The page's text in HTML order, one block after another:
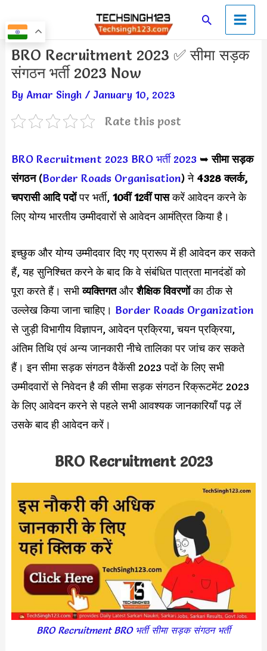
to
content
SearchMain
Menu
BRO Recruitment 2023 ✅ सीमा सड़क
संगठन भर्ती 2023 Now
By Amar Singh / January 10, 2023
Rate this post
BRO Recruitment 2023 BRO भर्ती 2023➥सीमा सड़क
संगठन(Border Roads Organisation) ने 4328 क्लर्क,
चपरासी आदि पदोंपर भर्ती,10वीं 12वीं पासकरें आवेदन करने के
लिए योग्य भारतीय उम्मीदवारों से आवेदन आमंत्रित किया है।
इच्छुक और योग्य उम्मीदवार दिए गए प्रारूप में ही आवेदन कर सकते
हैं, यह सुनिश्चित करने के बाद कि वे संबंधित पात्रता मानदंडों को
पूरा करते हैं। सभीव्यक्तिगतऔरशैक्षिक विवरणोंका ठीक से
उल्लेख किया जाना चाहिए। Border Roads Organization
से जुड़ी विभागीय विज्ञापन, आवेदन प्रक्रिया, चयन प्रक्रिया,
अंतिम तिथि एवं अन्य जानकारी नीचे तालिका पर जांच कर सकते
हैं। इन सीमा सड़क संगठन वैकेंसी 2023 पदों के लिए सभी
उम्मीदवारों से निवेदन है की सीमा सड़क संगठन रिक्रूटमेंट 2023
के लिए आवेदन करने से पहले सभी आवश्यक जानकारियाँ पढ़ लें
उसके बाद ही आवेदन करें।
BRO Recruitment 2023
BRO Recruitment BRO भर्ती सीमा सड़क संगठन भर्ती
Post
navigation